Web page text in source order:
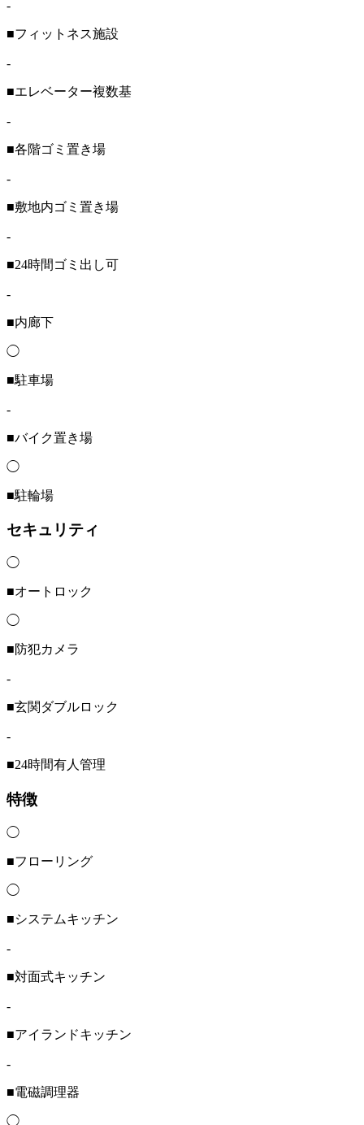
-
■フィットネス施設
-
■エレベーター複数基
-
■各階ゴミ置き場
-
■敷地内ゴミ置き場
-
■24時間ゴミ出し可
-
■内廊下
◯
■駐車場
-
■バイク置き場
◯
■駐輪場
セキュリティ
◯
■オートロック
◯
■防犯カメラ
-
■玄関ダブルロック
-
■24時間有人管理
特徴
◯
■フローリング
◯
■システムキッチン
-
■対面式キッチン
-
■アイランドキッチン
-
■電磁調理器
◯